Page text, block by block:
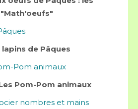
"Math'oeufs"
lapins de Pâques
Pom-Pom animaux